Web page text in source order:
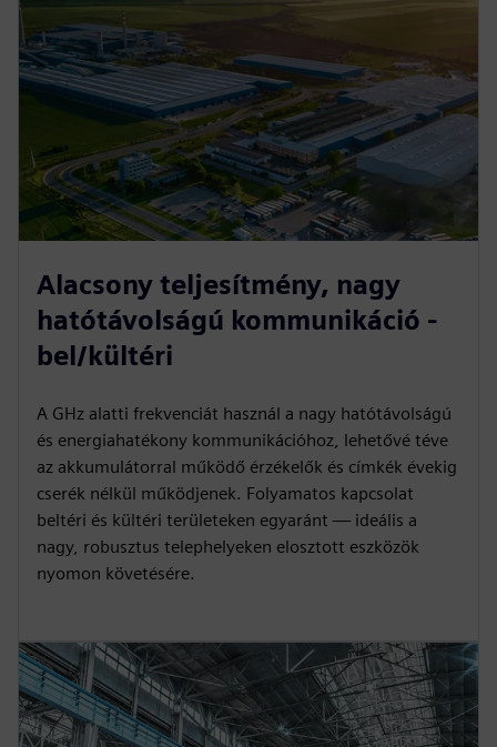
Alacsony teljesítmény, nagy
hatótávolságú kommunikáció -
bel/kültéri
A GHz alatti frekvenciát használ a nagy hatótávolságú
és energiahatékony kommunikációhoz, lehetővé téve
az akkumulátorral működő érzékelők és címkék évekig
cserék nélkül működjenek. Folyamatos kapcsolat
beltéri és kültéri területeken egyaránt — ideális a
nagy, robusztus telephelyeken elosztott eszközök
nyomon követésére.